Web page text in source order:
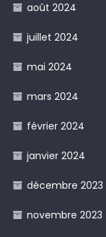
août 2024
juillet 2024
mai 2024
mars 2024
février 2024
janvier 2024
décembre 2023
novembre 2023